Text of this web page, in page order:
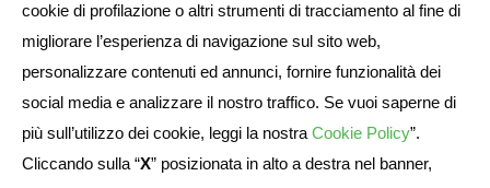
cookie di profilazione o altri strumenti di tracciamento al fine di
migliorare l’esperienza di navigazione sul sito web,
personalizzare contenuti ed annunci, fornire funzionalità dei
social media e analizzare il nostro traffico. Se vuoi saperne di
più sull’utilizzo dei cookie, leggi la nostra Cookie Policy”.
Cliccando sulla “X” posizionata in alto a destra nel banner,